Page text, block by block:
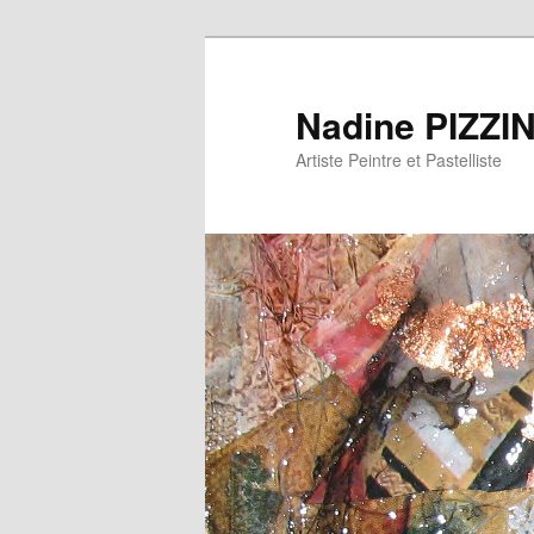
Nadine
Artiste Peintre et Pastelliste